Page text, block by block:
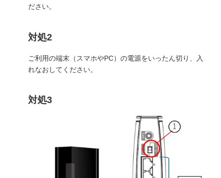
ださい。
対処2
ご利用の端末（スマホやPC）の電源をいったん切り、入
れなおしてください。
対処3